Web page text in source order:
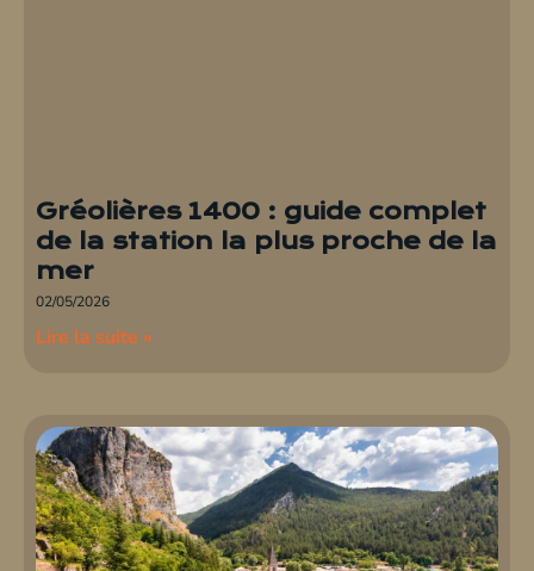
Gréolières 1400 : guide complet
de la station la plus proche de la
mer
02/05/2026
Lire la suite »